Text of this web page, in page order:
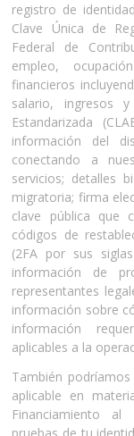
registro de
Clave Única de
Federal de
empleo,
financieros
salario, ingresos
Estandarizada
información del
conectando a
servicios; detalles
migratoria; firma
clave pública que
códigos de
(2FA por sus
información de
representantes
información sobre
información
aplicables a la
También
aplicable en
Financiamiento al